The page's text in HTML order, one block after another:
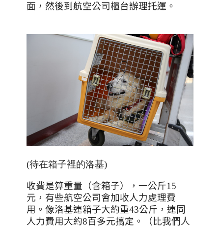
面，然後到航空公司櫃台辦理托運。
(待在箱子裡的洛基)
收費是算重量（含箱子），一公斤15
元，有些航空公司會加收人力處理費
用。像洛基連箱子大約重43公斤，連同
人力費用大約8百多元搞定。（比我們人